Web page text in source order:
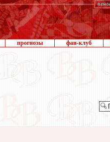
прогнозы фан-клуб